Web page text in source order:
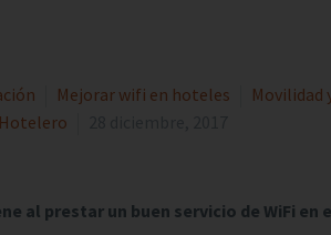
Mejorar wifi en hoteles Movilidad
al prestar un buen servicio de WiFi